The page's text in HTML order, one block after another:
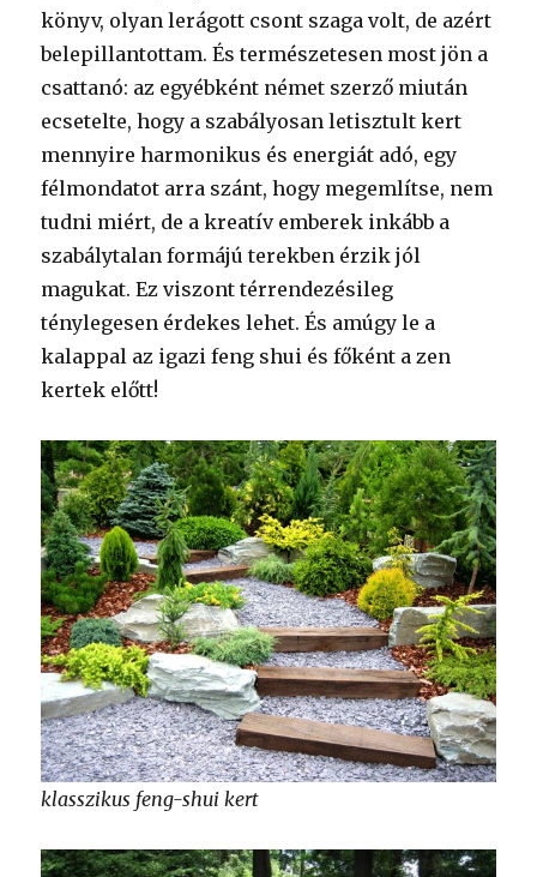
könyv, olyan lerágott csont szaga volt, de azért
belepillantottam. És természetesen most jön a
csattanó: az egyébként német szerző miután
ecsetelte, hogy a szabályosan letisztult kert
mennyire harmonikus és energiát adó, egy
félmondatot arra szánt, hogy megemlítse, nem
tudni miért, de a kreatív emberek inkább a
szabálytalan formájú terekben érzik jól
magukat. Ez viszont térrendezésileg
ténylegesen érdekes lehet. És amúgy le a
kalappal az igazi feng shui és főként a zen
kertek előtt!
klasszikus feng-shui kert